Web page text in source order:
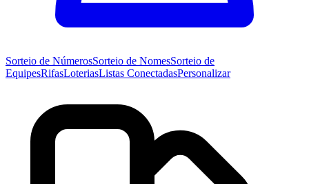
Sorteio de NúmerosSorteio de NomesSorteio de
EquipesRifasLoteriasListas ConectadasPersonalizar